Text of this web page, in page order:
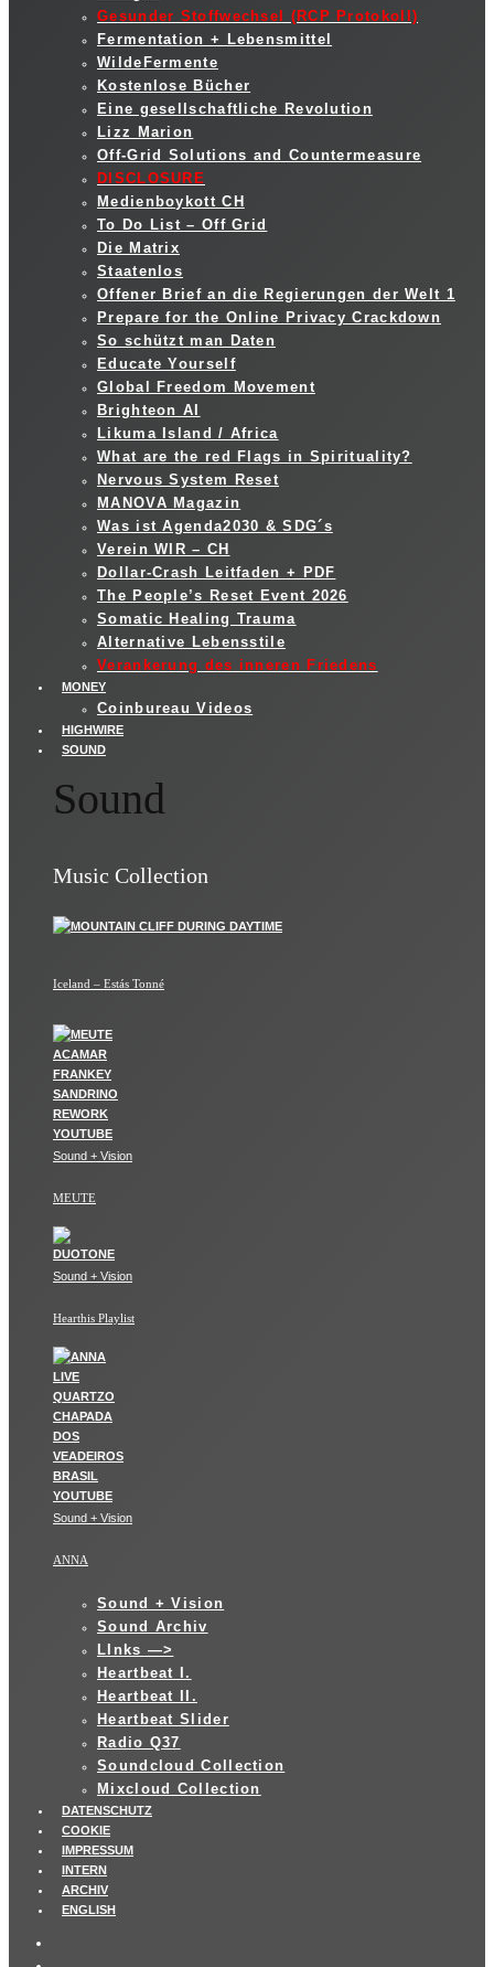
Gesunder Stoffwechsel (RCP Protokoll)
Fermentation + Lebensmittel
WildeFermente
Kostenlose Bücher
Eine gesellschaftliche Revolution
Lizz Marion
Off-Grid Solutions and Countermeasure
DISCLOSURE
Medienboykott CH
To Do List – Off Grid
Die Matrix
Staatenlos
Offener Brief an die Regierungen der Welt 1
Prepare for the Online Privacy Crackdown
So schützt man Daten
Educate Yourself
Global Freedom Movement
Brighteon AI
Likuma Island / Africa
What are the red Flags in Spirituality?
Nervous System Reset
MANOVA Magazin
Was ist Agenda2030 & SDG´s
Verein WIR – CH
Dollar-Crash Leitfaden + PDF
The People’s Reset Event 2026
Somatic Healing Trauma
Alternative Lebensstile
Verankerung des inneren Friedens
MONEY
Coinbureau Videos
HIGHWIRE
SOUND
Sound
Music Collection
Iceland – Estás Tonné
Sound + Vision
MEUTE
Sound + Vision
Hearthis Playlist
Sound + Vision
ANNA
Sound + Vision
Sound Archiv
LInks —>
Heartbeat I.
Heartbeat II.
Heartbeat Slider
Radio Q37
Soundcloud Collection
Mixcloud Collection
DATENSCHUTZ
COOKIE
IMPRESSUM
INTERN
ARCHIV
ENGLISH